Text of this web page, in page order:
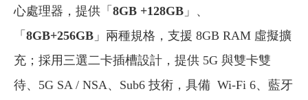
心處理器，提供「 8GB +128GB 」、
「 8GB+256GB 」兩種規格，支援 8GB RAM 虛擬擴
充；採用三選二卡插槽設計，提供 5G 與雙卡雙
待、5G SA / NSA、Sub6 技術，具備 Wi-Fi 6、藍牙